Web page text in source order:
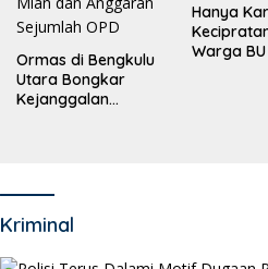
Ormas di Bengkulu
Utara Bongkar
Kejanggalan
Hanya
Warga
Kriminal